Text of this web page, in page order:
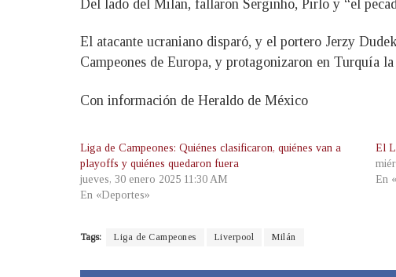
Del lado del Milan, fallaron Serginho, Pirlo y “el
El atacante ucraniano disparó, y el portero Jerzy
Campeones de Europa, y protagonizaron en Turquía
Con información de Heraldo de México
Liga de Campeones: Quiénes clasificaron, quiénes van a
playoffs y quiénes quedaron fuera
jueves, 30 enero 2025 11:30 AM
En «Deportes»
El
En
Tags: Liga de Campeones Liverpool Milán